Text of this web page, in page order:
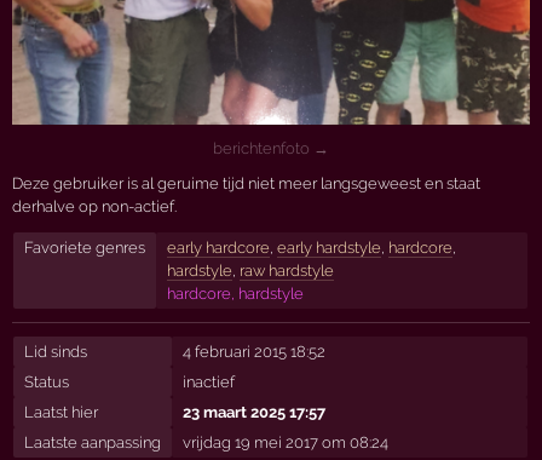
berichtenfoto →
Deze gebruiker is al geruime tijd niet meer langsgeweest en staat
derhalve op non-actief.
Favoriete genres early hardcore early hardstyle hardcore
hardstyle raw hardstyle
hardcore, hardstyle
Lid sinds
4 februari 2015 18:52
Status
inactief
Laatst hier
23 maart 2025 17:57
Laatste aanpassing
vrijdag 19 mei 2017 om 08:24